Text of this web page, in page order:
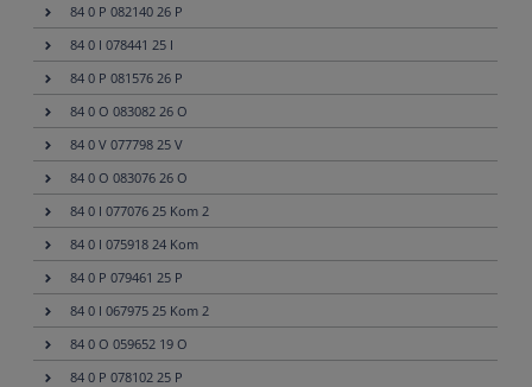
84 0 P 082140 26 P
84 0 I 078441 25 I
84 0 P 081576 26 P
84 0 O 083082 26 O
84 0 V 077798 25 V
84 0 O 083076 26 O
84 0 I 077076 25 Kom 2
84 0 I 075918 24 Kom
84 0 P 079461 25 P
84 0 I 067975 25 Kom 2
84 0 O 059652 19 O
84 0 P 078102 25 P